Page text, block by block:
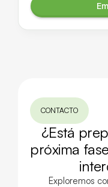
CONTACTO
¿Está
próxima
Exploremos